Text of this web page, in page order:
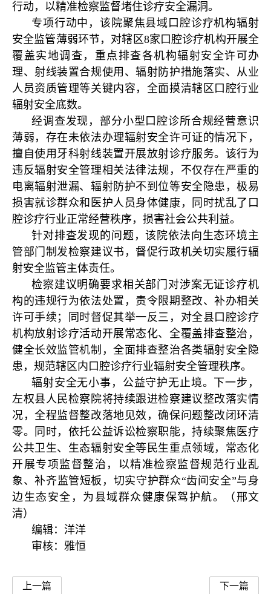
行动，以精准检察监督堵住诊疗安全漏洞。
专项行动中，该院聚焦县域口腔诊疗机构辐射
安全监管薄弱环节，对辖区8家口腔诊疗机构开展全
覆盖实地调查，重点排查各机构辐射安全许可办
理、射线装置合规使用、辐射防护措施落实、从业
人员资质管理等关键内容，全面摸清辖区口腔行业
辐射安全底数。
经调查发现，部分小型口腔诊所合规经营意识
薄弱，存在未依法办理辐射安全许可证的情况下，
擅自使用牙科射线装置开展放射诊疗服务。该行为
违反辐射安全管理相关法律法规，不仅存在严重的
电离辐射泄漏、辐射防护不到位等安全隐患，极易
损害就诊群众和医护人员身体健康，同时扰乱了口
腔诊疗行业正常经营秩序，损害社会公共利益。
针对排查发现的问题，该院依法向生态环境主
管部门制发检察建议书，督促行政机关切实履行辐
射安全监管主体责任。
检察建议明确要求相关部门对涉案无证诊疗机
构的违规行为依法处置，责令限期整改、补办相关
许可手续；同时督促其举一反三，对全县口腔诊疗
机构放射诊疗活动开展常态化、全覆盖排查整治，
健全长效监管机制，全面排查整治各类辐射安全隐
患，规范辖区内口腔诊疗行业辐射安全管理秩序。
辐射安全无小事，公益守护无止境。下一步，
左权县人民检察院将持续跟进检察建议整改落实情
况，全程监督整改落地见效，确保问题整改闭环清
零。同时，依托公益诉讼检察职能，持续聚焦医疗
公共卫生、生态辐射安全等民生重点领域，常态化
开展专项监督整治，以精准检察监督规范行业乱
象、补齐监管短板，切实守护群众“齿间安全”与身
边生态安全，为县域群众健康保驾护航。（邢文
清）
编辑：洋洋
审核：雅恒
上一篇 下一篇